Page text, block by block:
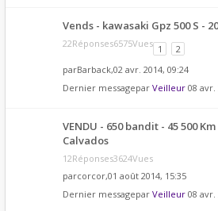
Vends - kawasaki Gpz 500 S -
22Réponses6575Vues 1
2
parBarback,02 avr. 2014, 09:24
Dernier messagepar Veilleur 08 avr.
VENDU - 650 bandit - 45 500 Km
Calvados
12Réponses3624Vues
parcorcor,01 août 2014, 15:35
Dernier messagepar Veilleur 08 avr.